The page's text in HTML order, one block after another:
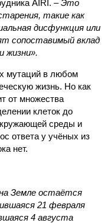
AIRI. –Это
такие как
дисфункция или
сопоставимый вклад
жизни».
мутаций в любом
жизнь. Но как
от множества
клеток до
среды и
ответа у учёных из
нет.
Земле остаётся
21 февраля
4 августа